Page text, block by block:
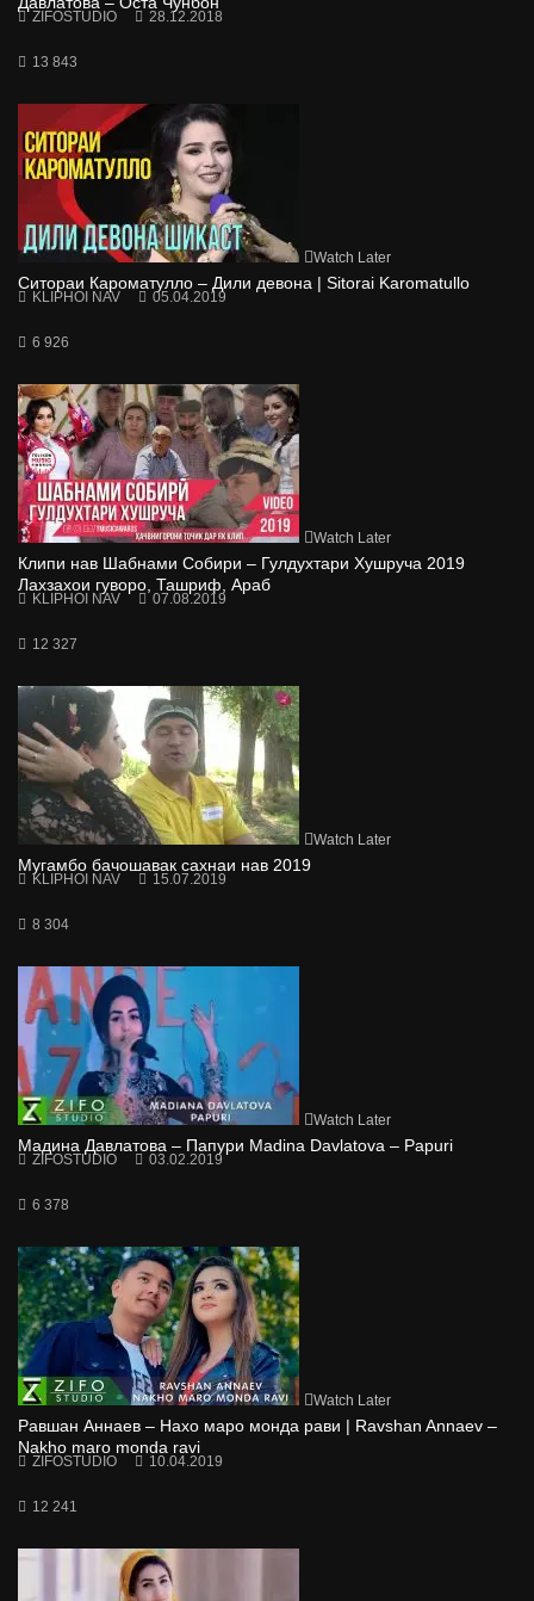
ZIFOSTUDIO 28.12.2018
13 843
Watch Later
Ситораи Кароматулло – Дили девона | Sitorai Karomatullo
KLIPHOI NAV 05.04.2019
6 926
Watch Later
Клипи нав Шабнами Собири – Гулдухтари Хушруча 2019
Лахзахои гуворо, Ташриф, Араб
KLIPHOI NAV 07.08.2019
12 327
Watch Later
Мугамбо бачошавак сахнаи нав 2019
KLIPHOI NAV 15.07.2019
8 304
Watch Later
Мадина Давлатова – Папури Madina Davlatova – Papuri
ZIFOSTUDIO 03.02.2019
6 378
Watch Later
Равшан Аннаев – Нахо маро монда рави | Ravshan Annaev –
Nakho maro monda ravi
ZIFOSTUDIO 10.04.2019
12 241